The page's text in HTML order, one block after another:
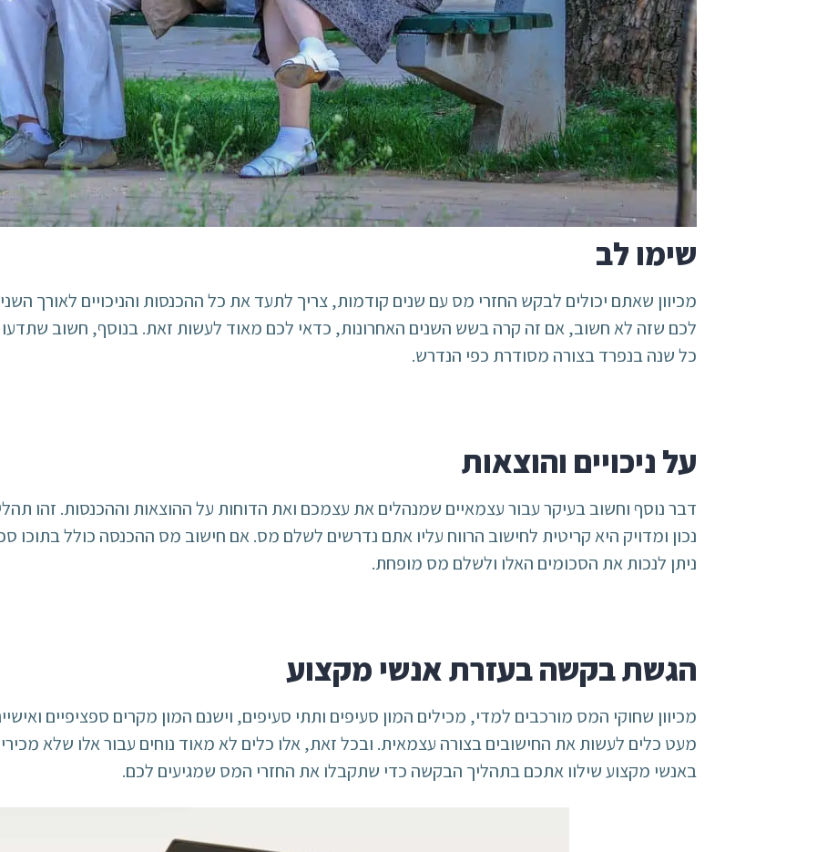
שימו לב
מכיוון שאתם יכולים לבקש החזרי מס עם שנים קודמות, צריך לתעד את כל ההכנסות והניכויים לאורך
לכם שזה לא חשוב, אם זה קרה בשש השנים האחרונות, כדאי לכם מאוד לעשות זאת. בנוסף, חשוב
כל שנה בנפרד בצורה מסודרת כפי הנדרש.
על ניכויים והוצאות
דבר נוסף וחשוב בעיקר עבור עצמאיים שמנהלים את עצמכם ואת הדוחות על ההוצאות וההכנסות. זהו
נכון ומדויק היא קריטית לחישוב הרווח עליו אתם נדרשים לשלם מס. אם חישוב מס ההכנסה כולל בתוכו
ניתן לנכות את הסכומים האלו ולשלם מס מופחת.
הגשת בקשה בעזרת אנשי מקצוע
מכיוון שחוקי המס מורכבים למדי, מכילים המון סעיפים ותתי סעיפים, וישנם המון מקרים ספציפיים
מעט כלים לעשות את החישובים בצורה עצמאית. ובכל זאת, אלו כלים לא מאוד נוחים עבור אלו שלא
באנשי מקצוע שילוו אתכם בתהליך הבקשה כדי שתקבלו את החזרי המס שמגיעים לכם.